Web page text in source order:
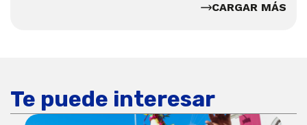
CARGAR MÁS
Te puede interesar